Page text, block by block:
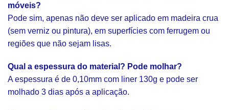
móveis?
Pode sim, apenas não deve ser aplicado em madeira crua
(sem verniz ou pintura), em superfícies com ferrugem ou
regiões que não sejam lisas.
Qual a espessura do material? Pode molhar?
A espessura é de 0,10mm com liner 130g e pode ser
molhado 3 dias após a aplicação.